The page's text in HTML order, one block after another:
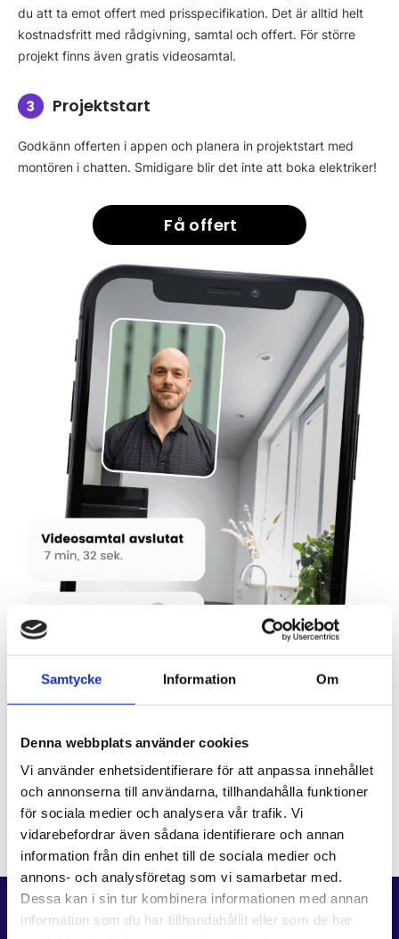
Samtycke Information Om
Denna webbplats använder cookies
Vi använder enhetsidentifierare för att anpassa innehållet
och annonserna till användarna, tillhandahålla funktioner
för sociala medier och analysera vår trafik. Vi
vidarebefordrar även sådana identifierare och annan
information från din enhet till de sociala medier och
annons- och analysföretag som vi samarbetar med.
Dessa kan i sin tur kombinera informationen med annan
information som du har tillhandahållit eller som de har
du att ta emot offert med prisspecifikation. Det är alltid helt
kostnadsfritt med rådgivning, samtal och offert. För större
projekt finns även gratis videosamtal.
Projektstart
Godkänn offerten i appen och planera in projektstart med
montören i chatten. Smidigare blir det inte att boka elektriker!
Få offert